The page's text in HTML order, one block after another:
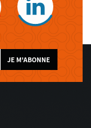
JE M'ABONNE